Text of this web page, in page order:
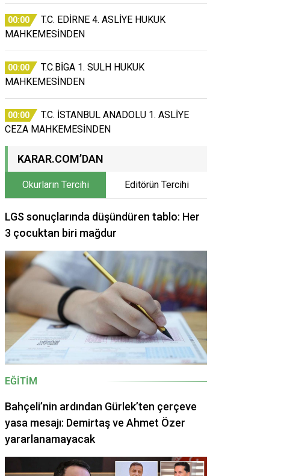
00:00
T.C. EDİRNE 4. ASLİYE HUKUK
MAHKEMESİNDEN
00:00
T.C.BİGA 1. SULH HUKUK
MAHKEMESİNDEN
00:00
T.C. İSTANBUL ANADOLU 1. ASLİYE
CEZA MAHKEMESİNDEN
KARAR.COM’DAN
Okurların Tercihi Editörün Tercihi
LGS sonuçlarında düşündüren tablo: Her
3 çocuktan biri mağdur
EĞITIM
Bahçeli’nin ardından Gürlek’ten çerçeve
yasa mesajı: Demirtaş ve Ahmet Özer
yararlanamayacak